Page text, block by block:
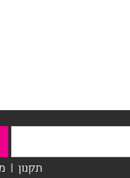
תקנון |